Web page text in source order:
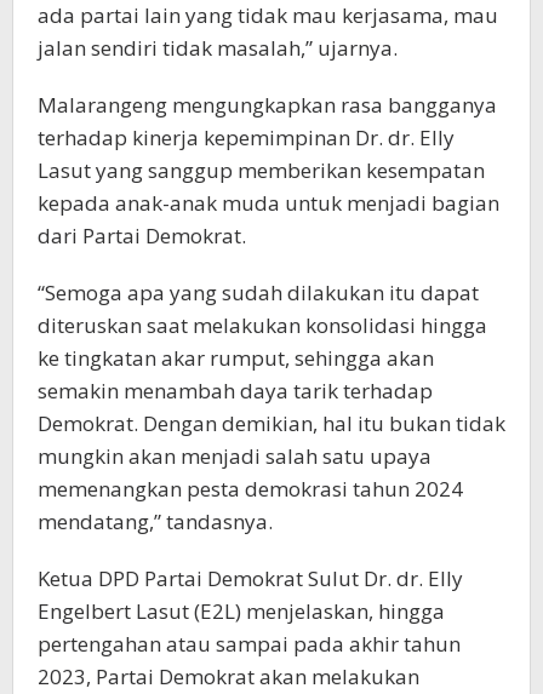
ada partai lain yang tidak mau kerjasama, mau
jalan sendiri tidak masalah,” ujarnya.
Malarangeng mengungkapkan rasa bangganya
terhadap kinerja kepemimpinan Dr. dr. Elly
Lasut yang sanggup memberikan kesempatan
kepada anak-anak muda untuk menjadi bagian
dari Partai Demokrat.
“Semoga apa yang sudah dilakukan itu dapat
diteruskan saat melakukan konsolidasi hingga
ke tingkatan akar rumput, sehingga akan
semakin menambah daya tarik terhadap
Demokrat. Dengan demikian, hal itu bukan tidak
mungkin akan menjadi salah satu upaya
memenangkan pesta demokrasi tahun 2024
mendatang,” tandasnya.
Ketua DPD Partai Demokrat Sulut Dr. dr. Elly
Engelbert Lasut (E2L) menjelaskan, hingga
pertengahan atau sampai pada akhir tahun
2023, Partai Demokrat akan melakukan